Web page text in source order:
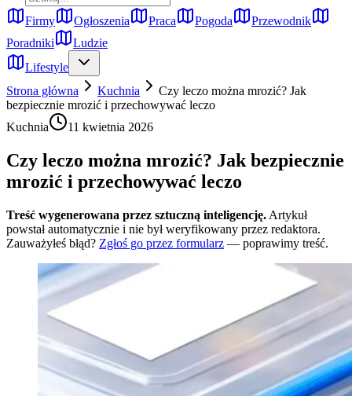
Firmy Ogłoszenia Praca Pogoda
Przewodnik
Poradniki
Ludzie
Lifestyle
Strona główna
Kuchnia
Czy leczo można mrozić? Jak
bezpiecznie mrozić i przechowywać leczo
Kuchnia
11 kwietnia 2026
Czy leczo można mrozić? Jak bezpiecznie
mrozić i przechowywać leczo
Treść wygenerowana przez sztuczną inteligencję. Artykuł
powstał automatycznie i nie był weryfikowany przez redaktora.
Zauważyłeś błąd? Zgłoś go przez formularz — poprawimy treść.